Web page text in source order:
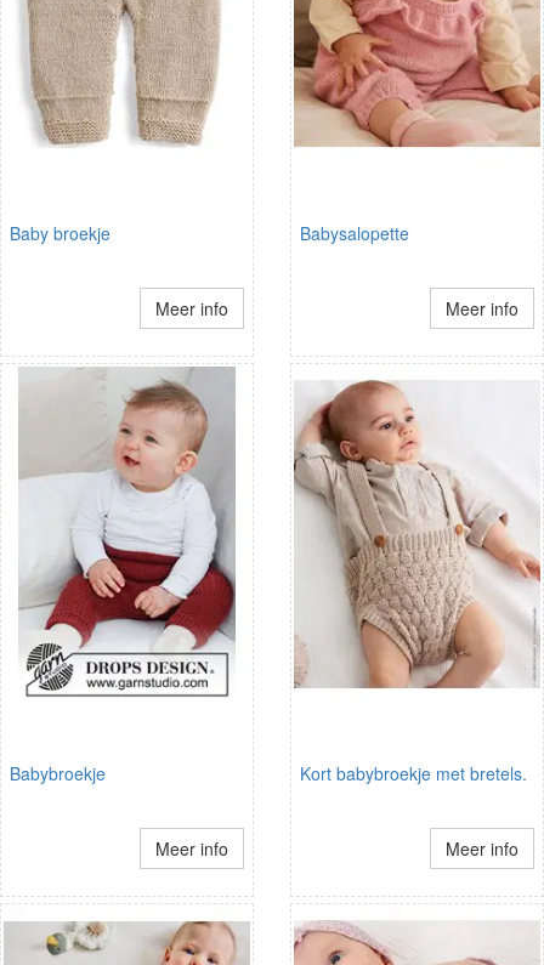
Baby broekje
Meer info
Babysalopette
Meer info
Babybroekje
Meer info
Kort babybroekje met bretels.
Meer info